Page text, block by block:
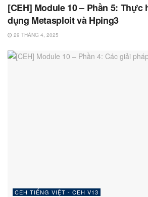
[CEH] Module 10 – Phần 5: Thực
dụng Metasploit và Hping3
29 THÁNG 4, 2025
CEH TIẾNG VIỆT - CEH V13